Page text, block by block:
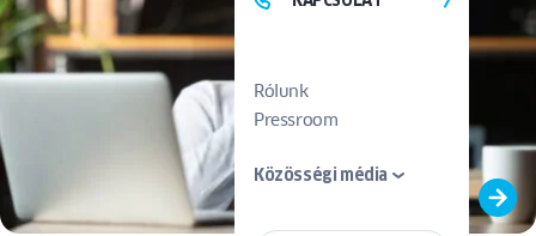
Rólunk
Pressroom
Közösségi média